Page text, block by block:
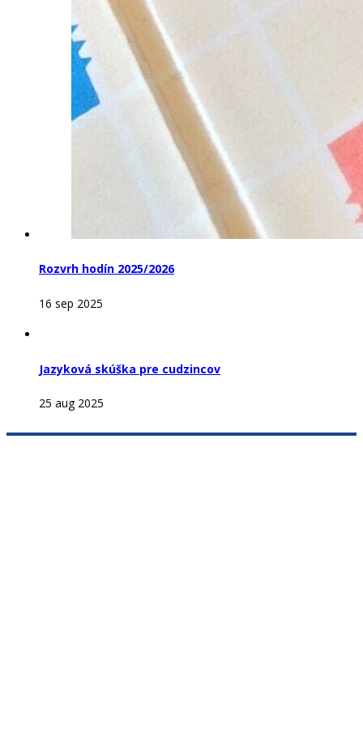
Rozvrh hodín 2025/2026
16 sep 2025
Jazyková skúška pre cudzincov
25 aug 2025